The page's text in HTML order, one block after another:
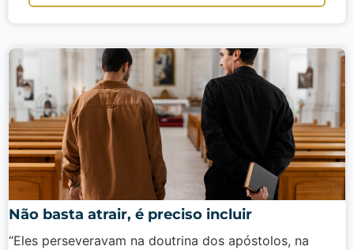
Não basta atrair, é preciso incluir
“Eles perseveravam na doutrina dos apóstolos, na